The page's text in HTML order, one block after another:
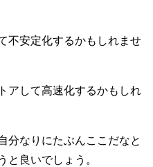
不安定化するかもしれませ
アして高速化するかもしれ
分なりにたぶんここだなと
と良いでしょう。